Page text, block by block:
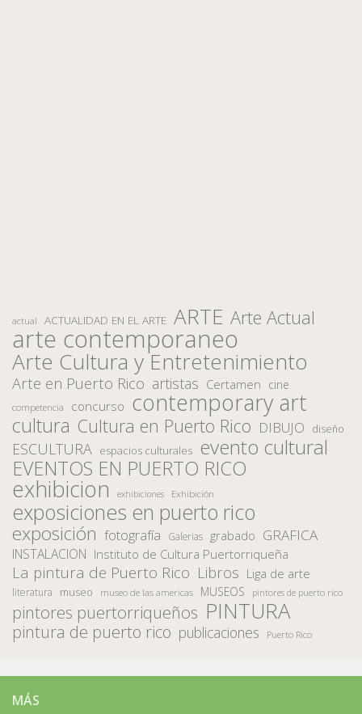
actual ACTUALIDAD EN EL ARTE ARTE Arte Actual
arte contemporaneo
Arte Cultura y Entretenimiento
Arte en Puerto Rico artistas Certamen cine
competencia concurso contemporary art
cultura Cultura en Puerto Rico DIBUJO diseño
ESCULTURA espacios culturales evento cultural
EVENTOS EN PUERTO RICO
exhibicion exhibiciones Exhibición
exposiciones en puerto rico
exposición fotografía Galerias grabado GRAFICA
INSTALACION Instituto de Cultura Puertorriqueña
La pintura de Puerto Rico Libros Liga de arte
literatura museo museo de las americas MUSEOS pintores de puerto rico
pintores puertorriqueños PINTURA
pintura de puerto rico publicaciones Puerto Rico
MÁS